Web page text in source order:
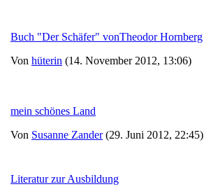
Buch "Der Schäfer" vonTheodor Hornberg
Von hüterin (14. November 2012, 13:06)
mein schönes Land
Von Susanne Zander(29. Juni 2012, 22:45)
Literatur zur Ausbildung